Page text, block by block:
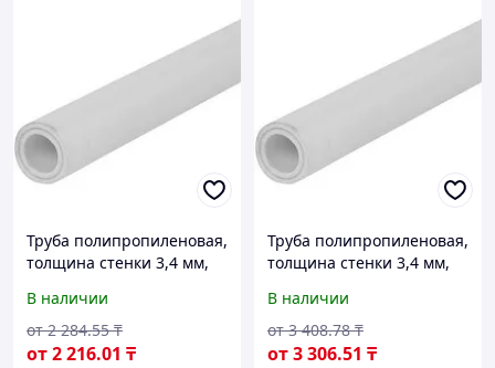
Труба полипропиленовая,
толщина стенки 3,4 мм,
2000 мм
В наличии
от2 216.01 ₸
от 2 284.55 ₸
Труба полипропиленовая,
толщина стенки 3,4 мм,
3000 мм
В наличии
от3 306.51 ₸
от 3 408.78 ₸